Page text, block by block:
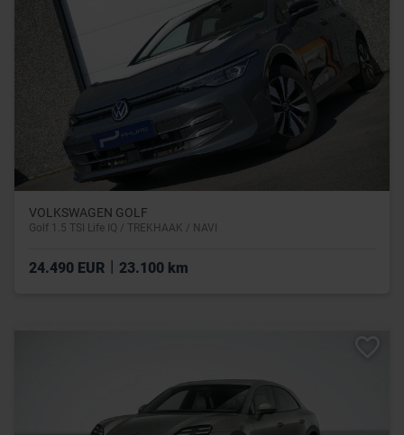
VOLKSWAGEN GOLF
Golf 1.5 TSI Life IQ / TREKHAAK / NAVI
24.490 EUR | 23.100 km